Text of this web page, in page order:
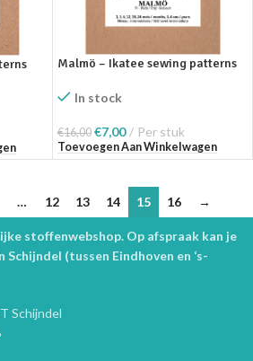
Malmö – Ikatee sewing patterns
In stock
€16,00 €7,00 Per stuk
Toevoegen Aan Winkelwagen
… 12 13 14 15 16 →
stoffenwebshop. Op afspraak kan je
(tussen Eindhoven en ‘s-
Schijndel